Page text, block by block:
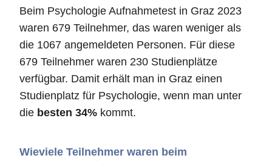
Beim Psychologie Aufnahmetest in Graz 2023
waren 679 Teilnehmer, das waren weniger als
die 1067 angemeldeten Personen. Für diese
679 Teilnehmer waren 230 Studienplätze
verfügbar. Damit erhält man in Graz einen
Studienplatz für Psychologie, wenn man unter
die besten 34% kommt.
Wieviele Teilnehmer waren beim